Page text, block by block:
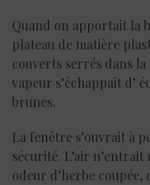
Quand on apportait la
plateau de matière
couverts serrés dans
vapeur s’échappait d’
brunes.
La fenêtre s’ouvrait à
sécurité. L’air
odeur d’herbe coupée,